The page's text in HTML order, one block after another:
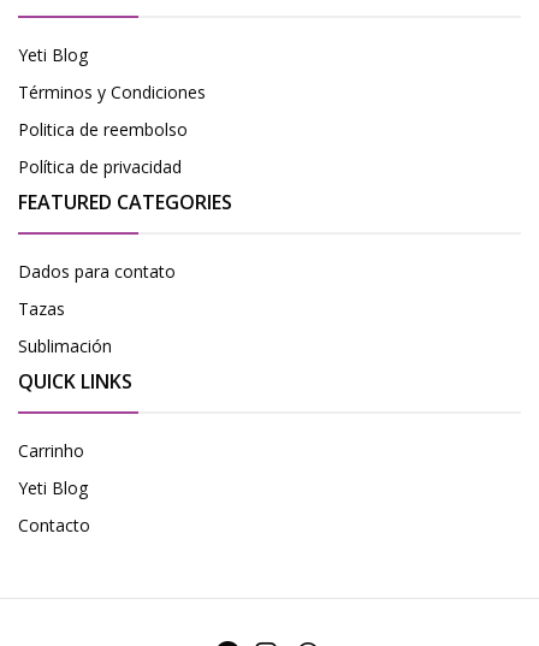
Yeti Blog
Términos y Condiciones
Politica de reembolso
Política de privacidad
FEATURED CATEGORIES
Dados para contato
Tazas
Sublimación
QUICK LINKS
Carrinho
Yeti Blog
Contacto